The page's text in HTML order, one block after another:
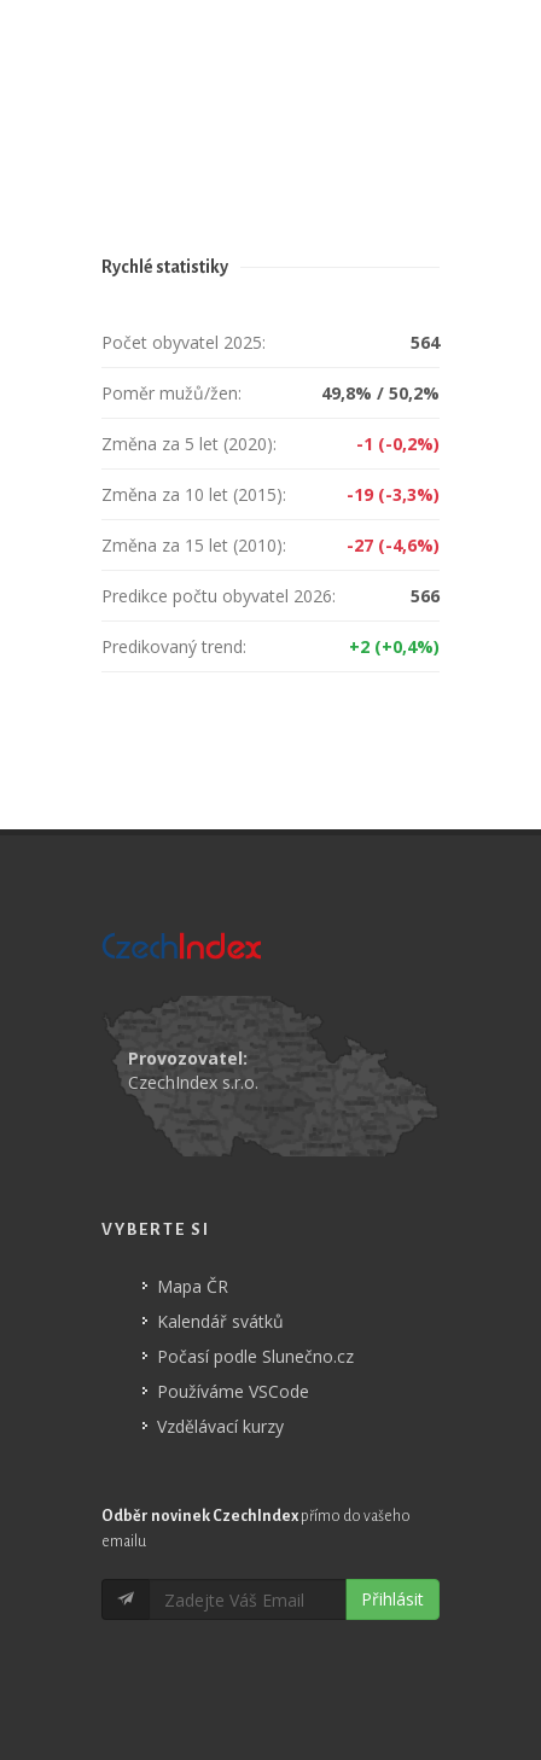
Rychlé statistiky
Počet obyvatel 2025: 564
Poměr mužů/žen: 49,8% / 50,2%
Změna za 5 let (2020): -1 (-0,2%)
Změna za 10 let (2015): -19 (-3,3%)
Změna za 15 let (2010): -27 (-4,6%)
Predikce počtu obyvatel 2026: 566
Predikovaný trend: +2 (+0,4%)
Provozovatel:
CzechIndex s.r.o.
VYBERTE SI
Mapa ČR
Kalendář svátků
Počasí podle Slunečno.cz
Používáme VSCode
Vzdělávací kurzy
Odběr novinek CzechIndex přímo do vašeho
emailu
Přihlásit